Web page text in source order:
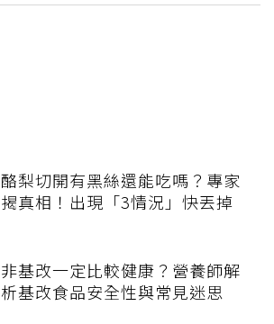
酪梨切開有黑絲還能吃嗎？專家
揭真相！出現「3情況」快丟掉
非基改一定比較健康？營養師解
析基改食品安全性與常見迷思